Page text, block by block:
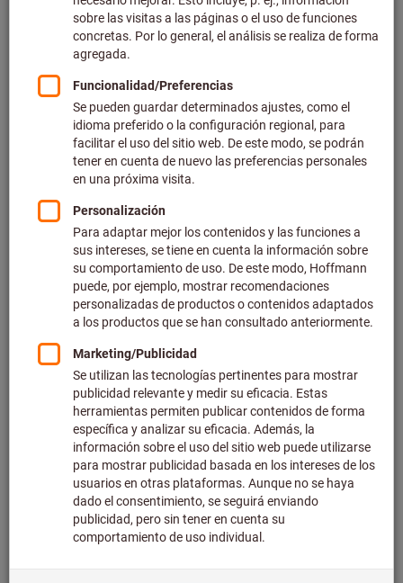
Precio por 1 Unidad
más IVA en la tarifa actual
Gastos de envío no incluidos
Precios individuales para clientes empresariales después
iniciar sesión.
Añadir a la cesta de la compra
Tiempo de entrega estimado: 1-2 semanas. Para confirmar los
plazos de entrega, escríbanos a contacto@hoffmann-
group.com
Reenvío de la entrega
Tenga en cuenta el mayor plazo de entrega y el servicio
de asesoramiento técnico limitado:
Pedimos este artículo para usted directamente al
fabricante, ya que no forma parte de nuestra gama
principal y, por tanto, no lo tenemos en stock.